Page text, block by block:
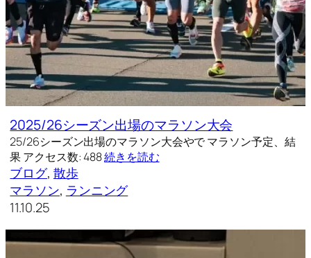
2025/26シーズン出場のマラソン大会
25/26シーズン出場のマラソン大会やで マラソン予定、結
果 アクセス数: 488続きを読む
ブログ, 散歩
マラソン, ランニング
11.10.25